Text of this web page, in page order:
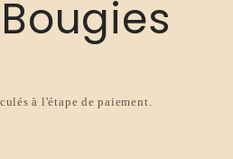
à l'étape de paiement.